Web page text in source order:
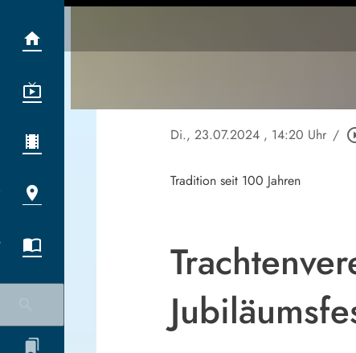
Di., 23.07.2024 , 14:20 Uhr /
Tradition seit 100 Jahren